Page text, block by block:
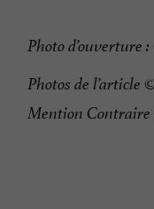
Photo d’ouverture
Photos de l’article
Mention Contraire